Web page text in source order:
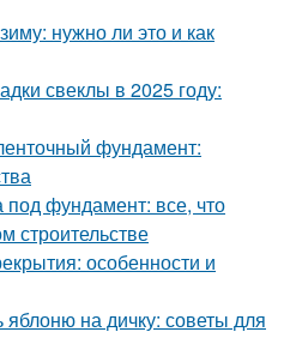
нужно ли это и как
свеклы в 2025 году:
фундамент:
фундамент: все, что
строительстве
особенности и
яблоню на дичку: советы для